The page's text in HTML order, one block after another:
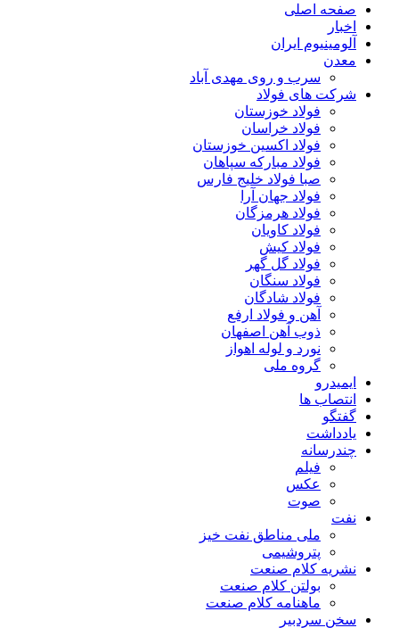
صفحه اصلی
اخبار
آلومینیوم ایران
معدن
سرب و روی مهدی آباد
شرکت های فولاد
فولاد خوزستان
فولاد خراسان
فولاد اکسین خوزستان
فولاد مبارکه سپاهان
صبا فولاد خلیج فارس
فولاد جهان آرا
فولاد هرمزگان
فولاد کاویان
فولاد کیش
فولاد گل گهر
فولاد سنگان
فولاد شادگان
آهن و فولاد ارفع
ذوب آهن اصفهان
نورد و لوله اهواز
گروه ملی
ایمیدرو
انتصاب ها
گفتگو
یادداشت
چندرسانه
فیلم
عکس
صوت
نفت
ملی مناطق نفت خیز
پتروشیمی
نشریه کلام صنعت
بولتن کلام صنعت
ماهنامه کلام صنعت
سخن سردبیر